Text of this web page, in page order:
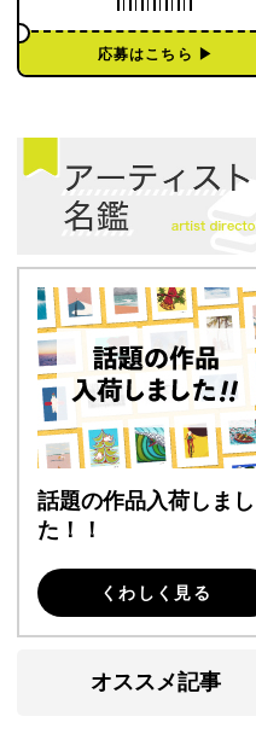
応募はこちら ▶︎
話題の作品入荷しまし
た！！
くわしく見る
オススメ記事